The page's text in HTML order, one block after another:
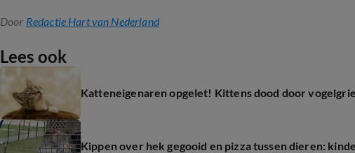
Door Redactie Hart van Nederland
Lees ook
Katteneigenaren opgelet! Kittens dood door
Kippen over hek gegooid en pizza tussen dieren: